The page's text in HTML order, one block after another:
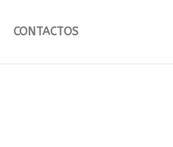
CONTACTOS